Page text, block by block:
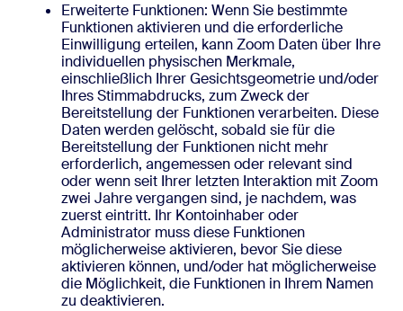
Erweiterte Funktionen: Wenn Sie bestimmte
Funktionen aktivieren und die erforderliche
Einwilligung erteilen, kann Zoom Daten über Ihre
individuellen physischen Merkmale,
einschließlich Ihrer Gesichtsgeometrie und/oder
Ihres Stimmabdrucks, zum Zweck der
Bereitstellung der Funktionen verarbeiten. Diese
Daten werden gelöscht, sobald sie für die
Bereitstellung der Funktionen nicht mehr
erforderlich, angemessen oder relevant sind
oder wenn seit Ihrer letzten Interaktion mit Zoom
zwei Jahre vergangen sind, je nachdem, was
zuerst eintritt. Ihr Kontoinhaber oder
Administrator muss diese Funktionen
möglicherweise aktivieren, bevor Sie diese
aktivieren können, und/oder hat möglicherweise
die Möglichkeit, die Funktionen in Ihrem Namen
zu deaktivieren.